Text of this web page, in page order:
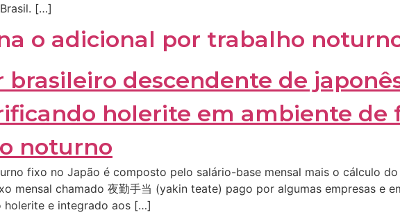
[…]
o adicional por trabalho
fixo no Japão é composto pelo salário-base mensal mais o cálculo
mensal chamado 夜勤手当 (yakin teate) pago por algumas empresas e
holerite e integrado aos […]